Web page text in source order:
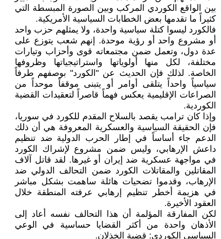
بين الواقع الكوردي المركب وبين الصورة المبسطة التي
كثيراً ما تقدمها بعض الخطابات السياسية الأمريكية.
فالكورد ليسوا كتلة سياسية واحدة، ولا يمثلهم حزب واحد
أو مشروع واحد أو رؤية موحدة. إنهم شعب يتوزع على
عدة دول، وتعمل ضمن مجتمعاته قوى وأحزاب وتيارات
مختلفة، لكل منها أولوياتها واستراتيجياتها وظروفها
الخاصة. لذلك فإن الحديث عن "الكورد" بوصفهم طرفاً
سياسياً واحداً يتلقى أوامر أو يتبنى موقفاً موحداً من
الصراعات الإقليمية يعكس فهماً قاصراً لتعقيدات القضية
الكوردية.
وإذا كان ترامب يقصد بالسلاح المقدم للكورد في سوريا،
فإن الحقيقة السياسية والعسكرية المعروفة هي أن ذلك
الدعم جاء أساساً في إطار الحرب الدولية ضد تنظيم
داعش الإرهابي، وليس ضمن مشروع لإشراك الكورد
في مواجهة عسكرية ضد إيران أو غيرها. لقد قاتل آلاف
المقاتلين والمقاتلات الكورد ضمن التحالف الدولي ضد
الإرهاب، وقدموا تضحيات هائلة ساهمت بشكل مباشر
في هزيمة أخطر تنظيم إرهابي عرفته المنطقة خلال
العقود الأخيرة.
لكن المفارقة المؤلمة أن هذا التحالف نفسه أعاد إلى
الأذهان واحدة من أكثر القضايا حساسية في الوعي
السياسي الكوردي: قضية الخذلان.